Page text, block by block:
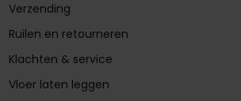
Verzending
Ruilen en retourneren
Klachten & service
Vloer laten leggen